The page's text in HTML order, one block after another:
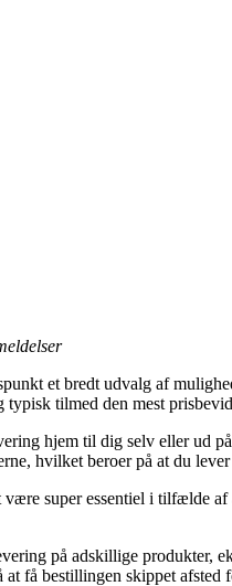
et bredt udvalg af
tilmed den mest
hjem til dig selv eller ud
hvilket beroer på at du
super essentiel i tilfælde
på adskillige produkter,
få bestillingen skippet afsted